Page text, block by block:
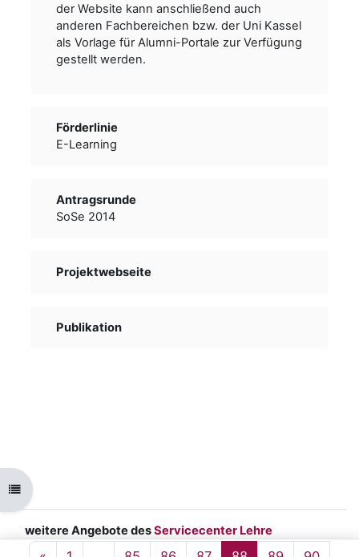
Kursindex öffnen
der Website kann anschließend auch
anderen Fachbereichen bzw. der Uni Kassel
als Vorlage für Alumni-Portale zur Verfügung
gestellt werden.
Förderlinie
E-Learning
Antragsrunde
SoSe 2014
Projektwebseite
Publikation
weitere Angebote desServicecenter Lehre
Impressum
|